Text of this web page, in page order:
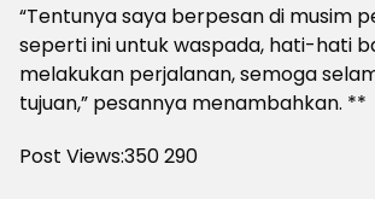
“Tentunya saya berpesan di musim
seperti ini untuk waspada, hati-hati
melakukan perjalanan, semoga
tujuan,” pesannya menambahkan. **
Post Views:350290